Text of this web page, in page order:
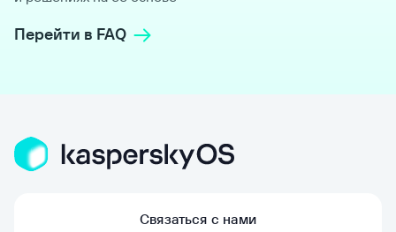
Перейти в FAQ
Связаться с нами